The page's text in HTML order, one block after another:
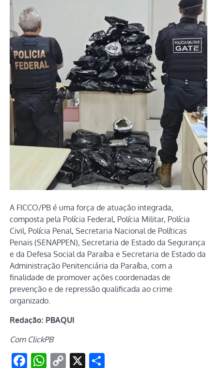
A FICCO/PB é uma força de atuação integrada,
composta pela Polícia Federal, Polícia Militar, Polícia
Civil, Polícia Penal, Secretaria Nacional de Políticas
Penais (SENAPPEN), Secretaria de Estado da Segurança
e da Defesa Social da Paraíba e Secretaria de Estado da
Administração Penitenciária da Paraíba, com a
finalidade de promover ações coordenadas de
prevenção e de repressão qualificada ao crime
organizado.
Redação: PBAQUI
Com ClickPB
Facebook
WhatsApp
Copy
X